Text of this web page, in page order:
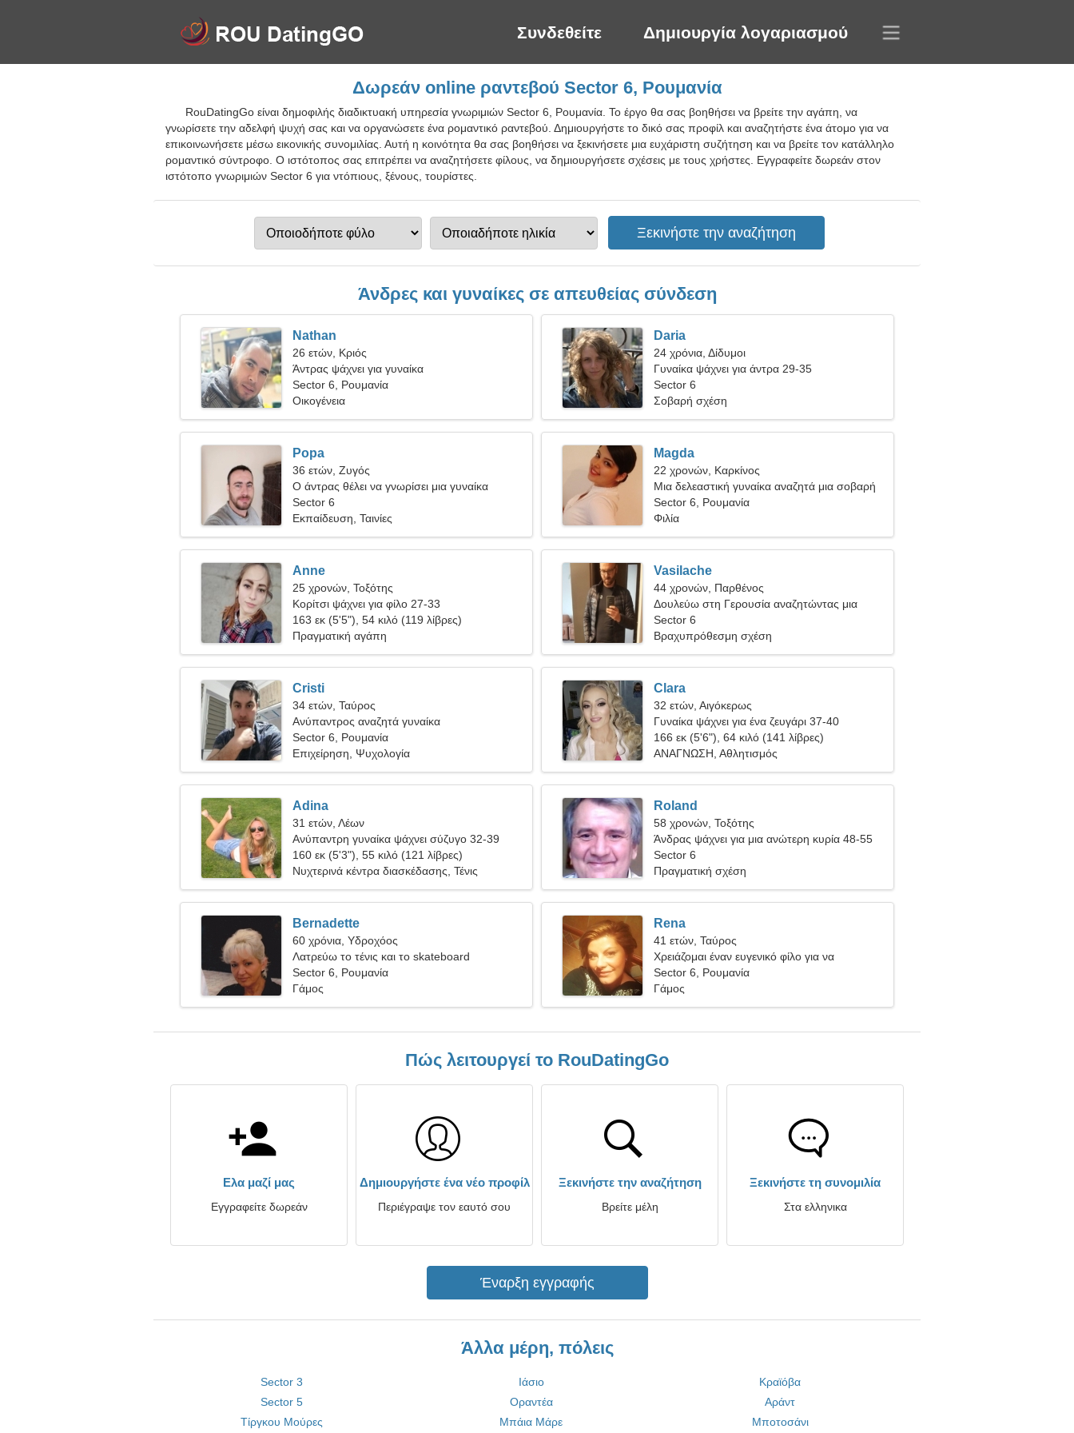
Συνδεθείτε Δημιουργία λογαριασμού
Δωρεάν online ραντεβού Sector 6, Ρουμανία
RouDatingGo είναι δημοφιλής διαδικτυακή υπηρεσία γνωριμιών Sector 6, Ρουμανία. Το έργο θα σας βοηθήσει να βρείτε την αγάπη, να
γνωρίσετε την αδελφή ψυχή σας και να οργανώσετε ένα ρομαντικό ραντεβού. Δημιουργήστε το δικό σας προφίλ και αναζητήστε ένα άτομο για να
επικοινωνήσετε μέσω εικονικής συνομιλίας. Αυτή η κοινότητα θα σας βοηθήσει να ξεκινήσετε μια ευχάριστη συζήτηση και να βρείτε τον κατάλληλο
ρομαντικό σύντροφο. Ο ιστότοπος σας επιτρέπει να αναζητήσετε φίλους, να δημιουργήσετε σχέσεις με τους χρήστες. Εγγραφείτε δωρεάν στον
ιστότοπο γνωριμιών Sector 6 για ντόπιους, ξένους, τουρίστες.
Άνδρες και γυναίκες σε απευθείας σύνδεση
Nathan
26 ετών, Κριός
Άντρας ψάχνει για γυναίκα
Sector 6, Ρουμανία
Οικογένεια
Daria
24 χρόνια, Δίδυμοι
Γυναίκα ψάχνει για άντρα 29-35
Sector 6
Σοβαρή σχέση
Popa
36 ετών, Ζυγός
Ο άντρας θέλει να γνωρίσει μια γυναίκα
Sector 6
Εκπαίδευση, Ταινίες
Magda
22 χρονών, Καρκίνος
Μια δελεαστική γυναίκα αναζητά μια σοβαρή
σχέση
Sector 6, Ρουμανία
Φιλία
Anne
25 χρονών, Τοξότης
Κορίτσι ψάχνει για φίλο 27-33
163 εκ (5'5"), 54 κιλό (119 λίβρες)
Πραγματική αγάπη
Vasilache
44 χρονών, Παρθένος
Δουλεύω στη Γερουσία αναζητώντας μια
καυτή γυναίκα
Sector 6
Βραχυπρόθεσμη σχέση
Cristi
34 ετών, Ταύρος
Ανύπαντρος αναζητά γυναίκα
Sector 6, Ρουμανία
Επιχείρηση, Ψυχολογία
Clara
32 ετών, Αιγόκερως
Γυναίκα ψάχνει για ένα ζευγάρι 37-40
166 εκ (5'6"), 64 κιλό (141 λίβρες)
ΑΝΑΓΝΩΣΗ, Αθλητισμός
Adina
31 ετών, Λέων
Ανύπαντρη γυναίκα ψάχνει σύζυγο 32-39
160 εκ (5'3"), 55 κιλό (121 λίβρες)
Νυχτερινά κέντρα διασκέδασης, Τένις
Roland
58 χρονών, Τοξότης
Άνδρας ψάχνει για μια ανώτερη κυρία 48-55
Sector 6
Πραγματική σχέση
Bernadette
60 χρόνια, Υδροχόος
Λατρεύω το τένις και το skateboard
Sector 6, Ρουμανία
Γάμος
Rena
41 ετών, Ταύρος
Χρειάζομαι έναν ευγενικό φίλο για να
ταξιδέψουμε μαζί
Sector 6, Ρουμανία
Γάμος
Πώς λειτουργεί το RouDatingGo
Ελα μαζί μας
Εγγραφείτε δωρεάν
Δημιουργήστε ένα νέο προφίλ
Περιέγραψε τον εαυτό σου
Ξεκινήστε την αναζήτηση
Βρείτε μέλη
Ξεκινήστε τη συνομιλία
Στα ελληνικα
Έναρξη εγγραφής
Άλλα μέρη, πόλεις
Sector 3 Ιάσιο
Κραϊόβα
Sector 5
Οραντέα
Αράντ
Τίργκου Μούρες
Μπάια Μάρε Μποτοσάνι